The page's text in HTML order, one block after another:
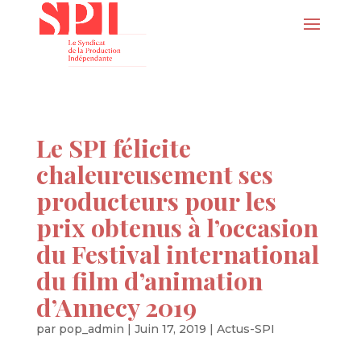
Le SPI félicite
chaleureusement ses
producteurs pour les
prix obtenus à l’occasion
du Festival international
du film d’animation
d’Annecy 2019
par pop_admin | Juin 17, 2019 | Actus-SPI